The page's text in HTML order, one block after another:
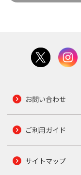
お問い合わせ
ご利用ガイド
サイトマップ